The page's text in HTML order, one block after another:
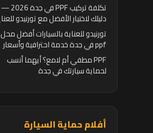
تكلفة تركيب PPF في جدة 2026 —
دليلك لاختيار الأفضل مع تورنيدو
بالسيارات
تورنيدو للعناية بالسيارات أفضل محل
ppf في جدة خدمة احترافية وأسعار
تنافسيةPPF مطفي أم لامع؟ أيهما أنسب
لحماية سيارتك في جدة
أفلام حماية السيارة